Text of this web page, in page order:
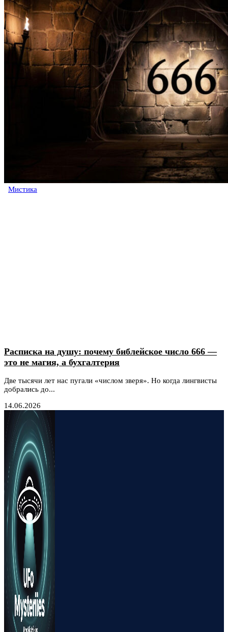
Мистика
Расписка на душу: почему библейское число 666 —
это не магия, а бухгалтерия
Две тысячи лет нас пугали «числом зверя». Но когда лингвисты
добрались до...
14.06.2026